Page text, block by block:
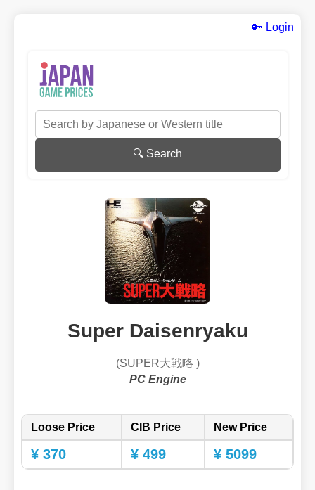
🔑 Login
🔍 Search
Super Daisenryaku
(SUPER大戦略 )
PC Engine
Loose Price CIB Price New Price
¥ 370 ¥ 499 ¥ 5099